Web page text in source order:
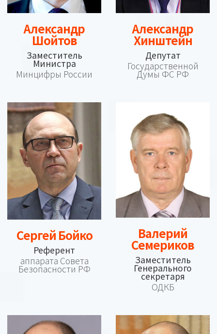
Александр
Шойтов
Заместитель
Министра
Минцифры России
Александр
Хинштейн
Депутат
Государственной
Думы ФС РФ
Сергей Бойко
Референт
аппарата Совета
Безопасности РФ
Валерий
Семериков
Заместитель
Генерального
секретаря
ОДКБ